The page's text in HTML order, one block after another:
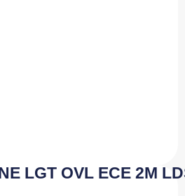
LGT OVL ECE 2M